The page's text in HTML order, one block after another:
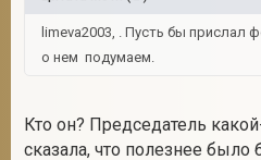
limeva2003, . Пусть бы прислал
о нем подумаем.
Кто он? Председатель
сказала, что полезнее было